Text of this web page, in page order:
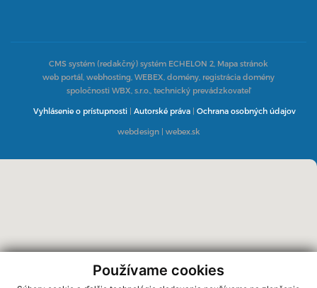
Používame cookies
CMS systém (redakčný) systém ECHELON 2, Mapa stránok
web portál, webhosting, WEBEX, domény, registrácia domény
spoločnosti WBX, s.r.o., technický prevádzkovateľ
Vyhlásenie o prístupnosti | Autorské práva | Ochrana osobných údajov
webdesign| webex.sk